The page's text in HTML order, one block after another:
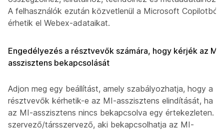
A felhasználók ezután közvetlenül a Microsoft Copilotból
érhetik el Webex-adataikat.
Engedélyezés a résztvevők számára, hogy kérjék az MI-
asszisztens bekapcsolását
Adjon meg egy beállítást, amely szabályozhatja, hogy a
résztvevők kérhetik-e az MI-asszisztens elindítását, ha
az MI-asszisztens nincs bekapcsolva egy értekezleten. A
szervező/társszervező, aki bekapcsolhatja az MI-